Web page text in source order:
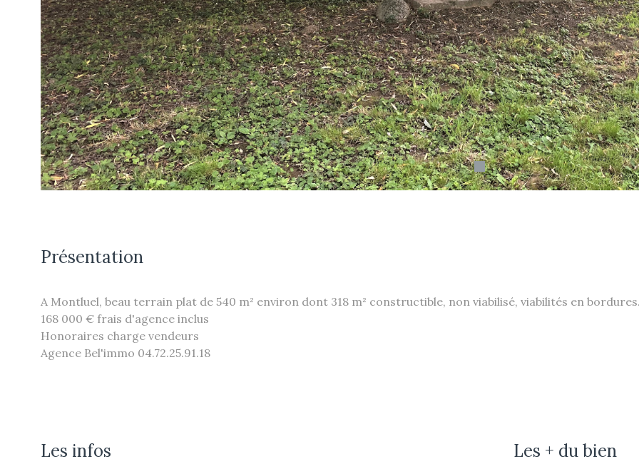
Présentation
A Montluel, beau terrain plat de 540 m² environ dont 318 m² constructible, non viabilisé, viabilités en
168 000 € frais d'agence inclus
Honoraires charge vendeurs
Agence Bel'immo 04.72.25.91.18
Les infos
Les + du bien